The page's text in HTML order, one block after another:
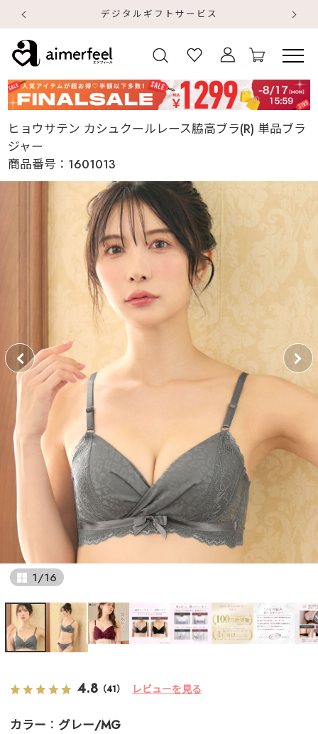
デジタルギフトサービス
ヒョウサテン カシュクールレース脇高ブラ(R) 単品ブラ
ジャー
商品番号： 1601013
1/16
4.8 （41） レビューを見る
カラー グレー/MG